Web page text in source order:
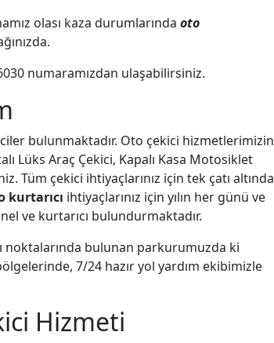
olası kaza durumlarında oto
numaramızdan ulaşabilirsiniz.
bulunmaktadır. Oto çekici hizmetlerimizin
Lüks Araç Çekici, Kapalı Kasa Motosiklet
Tüm çekici ihtiyaçlarınız için tek çatı altında
kurtarıcı ihtiyaçlarınız için yılın her günü ve
ve kurtarıcı bulundurmaktadır.
noktalarında bulunan parkurumuzda ki
7/24 hazır yol yardım ekibimizle
Hizmeti